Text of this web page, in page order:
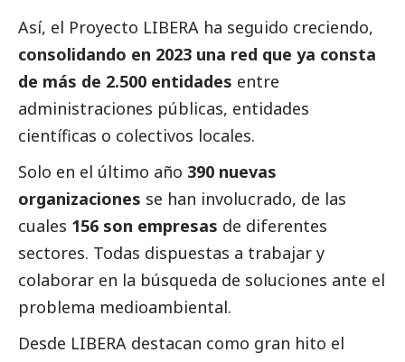
Así, el Proyecto LIBERA ha seguido creciendo,
consolidando en 2023 una red que ya consta
de más de 2.500 entidades entre
administraciones públicas, entidades
científicas o colectivos locales.
Solo en el último año 390 nuevas
organizaciones se han involucrado, de las
cuales 156 son empresas de diferentes
sectores. Todas dispuestas a trabajar y
colaborar en la búsqueda de soluciones ante el
problema medioambiental.
Desde LIBERA destacan como gran hito el